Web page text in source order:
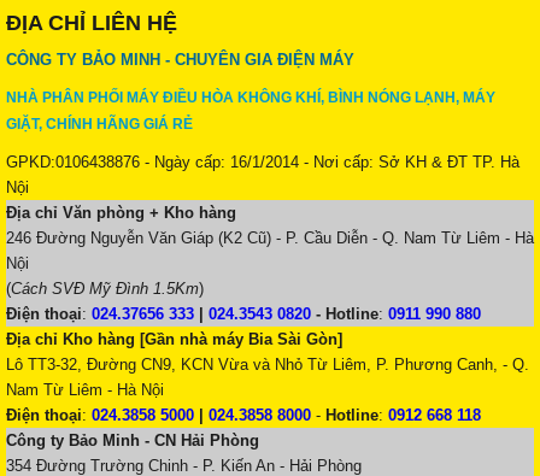
ĐỊA CHỈ LIÊN HỆ
CÔNG TY BẢO MINH - CHUYÊN GIA ĐIỆN MÁY
NHÀ PHÂN PHỐI MÁY ĐIỀU HÒA KHÔNG KHÍ, BÌNH NÓNG LẠNH, MÁY
GIẶT, CHÍNH HÃNG GIÁ RẺ
GPKD:0106438876 - Ngày cấp: 16/1/2014 - Nơi cấp: Sở KH & ĐT TP. Hà
Nội
Địa chỉ Văn phòng + Kho hàng
246 Đường Nguyễn Văn Giáp (K2 Cũ) - P. Cầu Diễn - Q. Nam Từ Liêm - Hà
Nội
(Cách SVĐ Mỹ Đình 1.5Km)
Điện thoại: 024.37656 333 024.3543 0820 - Hotline: 0911 990 880
Địa chỉ Kho hàng [Gần nhà máy Bia Sài Gòn]
Lô TT3-32, Đường CN9, KCN Vừa và Nhỏ Từ Liêm, P. Phương Canh, - Q.
Nam Từ Liêm - Hà Nội
Điện thoại: 024.3858 5000 024.3858 8000 - Hotline: 0912 668 118
Công ty Bảo Minh - CN Hải Phòng
354 Đường Trường Chinh - P. Kiến An - Hải Phòng